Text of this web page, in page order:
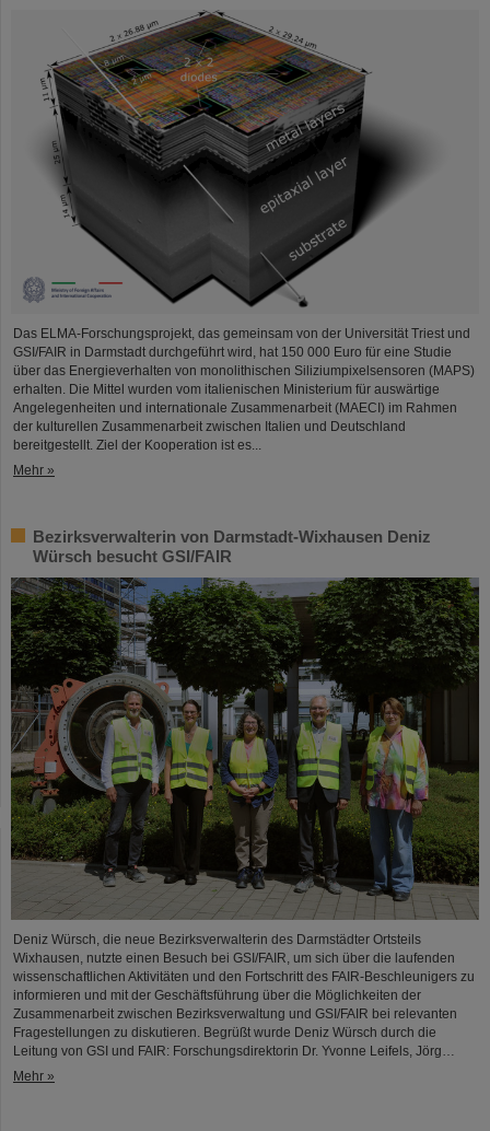
Das ELMA-Forschungsprojekt, das gemeinsam von der Universität Triest und
GSI/FAIR in Darmstadt durchgeführt wird, hat 150 000 Euro für eine Studie
über das Energieverhalten von monolithischen Siliziumpixelsensoren (MAPS)
erhalten. Die Mittel wurden vom italienischen Ministerium für auswärtige
Angelegenheiten und internationale Zusammenarbeit (MAECI) im Rahmen
der kulturellen Zusammenarbeit zwischen Italien und Deutschland
bereitgestellt. Ziel der Kooperation ist es...
Mehr »
Bezirksverwalterin von Darmstadt-Wixhausen Deniz
Würsch besucht GSI/FAIR
Deniz Würsch, die neue Bezirksverwalterin des Darmstädter Ortsteils
Wixhausen, nutzte einen Besuch bei GSI/FAIR, um sich über die laufenden
wissenschaftlichen Aktivitäten und den Fortschritt des FAIR-Beschleunigers zu
informieren und mit der Geschäftsführung über die Möglichkeiten der
Zusammenarbeit zwischen Bezirksverwaltung und GSI/FAIR bei relevanten
Fragestellungen zu diskutieren. Begrüßt wurde Deniz Würsch durch die
Leitung von GSI und FAIR: Forschungsdirektorin Dr. Yvonne Leifels, Jörg…
Mehr »